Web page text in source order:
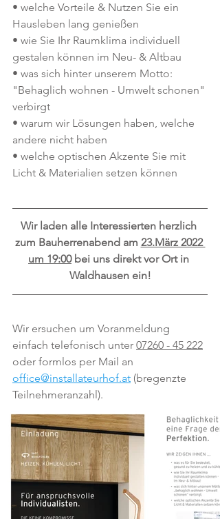
• welche Vorteile & Nutzen Sie ein
Hausleben lang genießen
• wie Sie Ihr Raumklima individuell
gestalen können im Neu- & Altbau
• was sich hinter unserem Motto:
"Behaglich wohnen - Umwelt schonen"
verbirgt
• warum wir Lösungen haben, welche
andere nicht haben
• welche optischen Akzente Sie mit
Licht & Materialien setzen können
Wir laden alle Interessierten herzlich
zum Bauherrenabend am 23.März 2022
um 19:00 bei uns direkt vor Ort in
Waldhausen ein!
Wir ersuchen um Voranmeldung
einfach telefonisch unter 07260 - 45 222
oder formlos per Mail an
office@installateurhof.at (bregenzte
Teilnehmeranzahl).